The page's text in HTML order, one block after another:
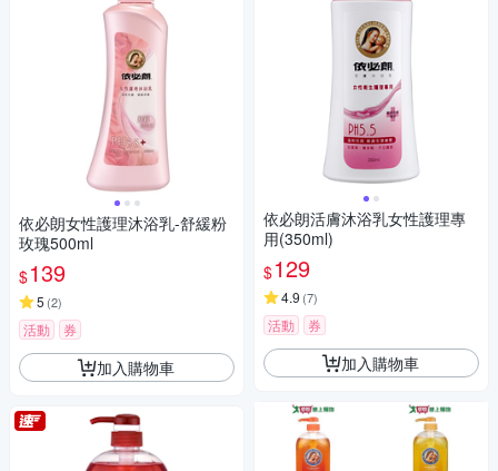
依必朗女性護理沐浴乳-舒緩粉
玫瑰500ml
$139
5 (2)
活動 券
加入購物車
依必朗活膚沐浴乳女性護理專
用(350ml)
$129
4.9 (7)
活動 券
加入購物車